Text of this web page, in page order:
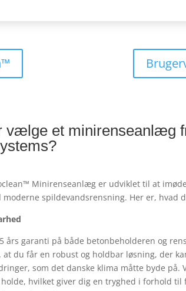
vælge et minirenseanlæg
Minirenseanlæg er udviklet til at
spildevandsrensning. Her er, hvad
års garanti på både betonbeholderen og
at du får en robust og holdbar løsning, der
som det danske klima måtte byde på.
hvilket giver dig en tryghed i forhold til